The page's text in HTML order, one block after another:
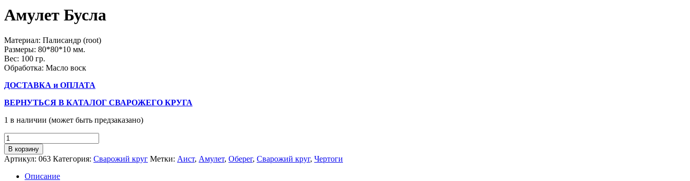
Амулет Бусла
Материал: Палисандр (root)
Размеры: 80*80*10 мм.
Вес: 100 гр.
Обработка: Масло воск
ДОСТАВКА и ОПЛАТА
ВЕРНУТЬСЯ В КАТАЛОГ СВАРОЖЕГО КРУГА
1 в наличии (может быть предзаказано)
Количество
товара
Чертог
Бусла
(Аиста)
В корзину
Артикул: 063 Категория: Сварожий круг Метки: Аист, Амулет, Оберег, Сварожий круг, Чертоги
Описание